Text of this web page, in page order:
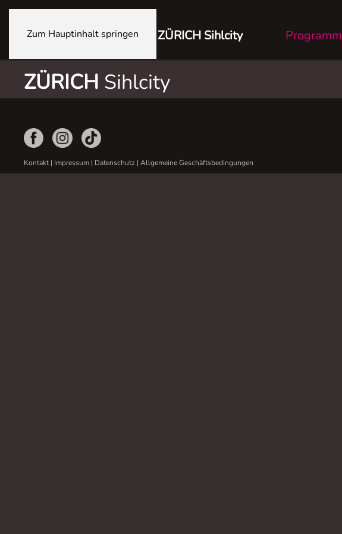
Zum Hauptinhalt springen ZÜRICH Sihlcity Programm
ZÜRICH Sihlcity
Kontakt| Impressum | Datenschutz | Allgemeine Geschäftsbedingungen